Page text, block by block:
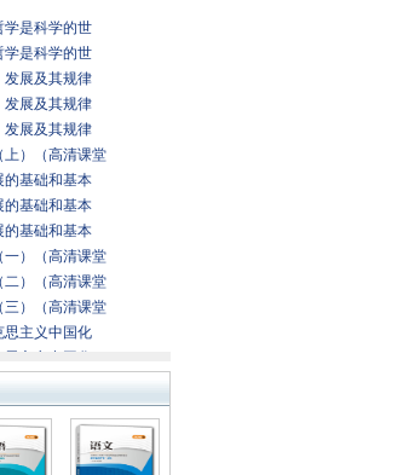
学是科学的世
学是科学的世
发展及其规律
发展及其规律
发展及其规律
上）（高清课堂
的基础和基本
的基础和基本
的基础和基本
一）（高清课堂
二）（高清课堂
三）（高清课堂
思主义中国化
主义中国化
主主义革命理
主义革命理
主义本质和初